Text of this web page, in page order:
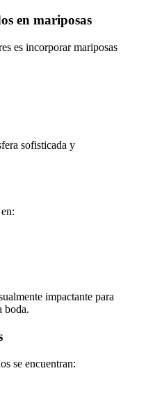
en mariposas
es incorporar mariposas
sofisticada y
impactante para
boda.
se encuentran: